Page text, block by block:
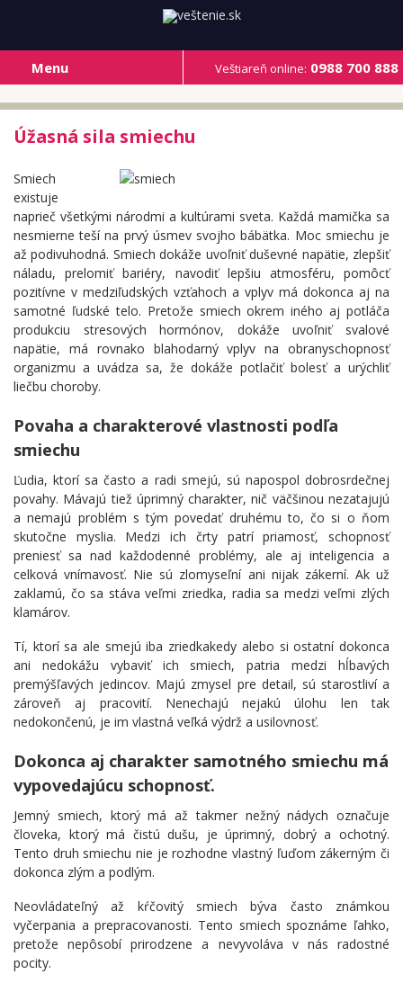
Veštiareň online: 0988 700 888
Menu
Úžasná sila smiechu
Smiech
existuje
naprieč všetkými národmi a kultúrami sveta. Každá mamička sa
nesmierne teší na prvý úsmev svojho bábätka. Moc smiechu je
až podivuhodná. Smiech dokáže uvoľniť duševné napätie, zlepšiť
náladu, prelomiť bariéry, navodiť lepšiu atmosféru, pomôcť
pozitívne v medziľudských vzťahoch a vplyv má dokonca aj na
samotné ľudské telo. Pretože smiech okrem iného aj potláča
produkciu stresových hormónov, dokáže uvoľniť svalové
napätie, má rovnako blahodarný vplyv na obranyschopnosť
organizmu a uvádza sa, že dokáže potlačiť bolesť a urýchliť
liečbu choroby.
Povaha a charakterové vlastnosti podľa
smiechu
Ľudia, ktorí sa často a radi smejú, sú napospol dobrosrdečnej
povahy. Mávajú tiež úprimný charakter, nič väčšinou nezatajujú
a nemajú problém s tým povedať druhému to, čo si o ňom
skutočne myslia. Medzi ich črty patrí priamosť, schopnosť
preniesť sa nad každodenné problémy, ale aj inteligencia a
celková vnímavosť. Nie sú zlomyseľní ani nijak zákerní. Ak už
zaklamú, čo sa stáva veľmi zriedka, radia sa medzi veľmi zlých
klamárov.
Tí, ktorí sa ale smejú iba zriedkakedy alebo si ostatní dokonca
ani nedokážu vybaviť ich smiech, patria medzi hĺbavých
premýšľavých jedincov. Majú zmysel pre detail, sú starostliví a
zároveň aj pracovití. Nenechajú nejakú úlohu len tak
nedokončenú, je im vlastná veľká výdrž a usilovnosť.
Dokonca aj charakter samotného smiechu má
vypovedajúcu schopnosť.
Jemný smiech, ktorý má až takmer nežný nádych označuje
človeka, ktorý má čistú dušu, je úprimný, dobrý a ochotný.
Tento druh smiechu nie je rozhodne vlastný ľuďom zákerným či
dokonca zlým a podlým.
Neovládateľný až kŕčovitý smiech býva často známkou
vyčerpania a prepracovanosti. Tento smiech spoznáme ľahko,
pretože nepôsobí prirodzene a nevyvoláva v nás radostné
pocity.